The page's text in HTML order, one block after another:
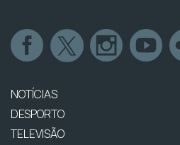
NOTÍCIAS
DESPORTO
TELEVISÃO